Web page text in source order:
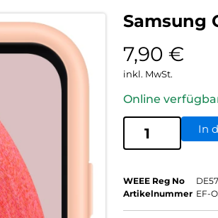
Samsung
7,90 €
inkl. MwSt.
Online
In
WEEE Reg No
Artikelnummer EF-